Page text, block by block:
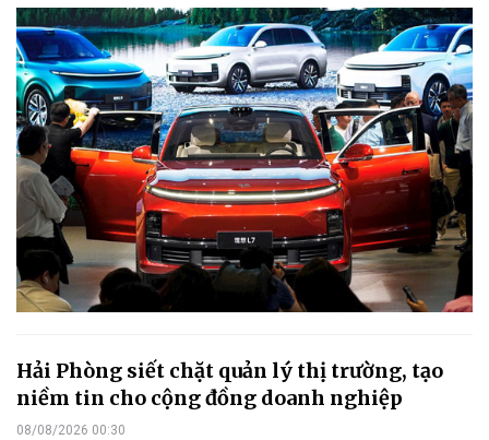
Hải Phòng siết chặt quản lý thị trường, tạo
niềm tin cho cộng đồng doanh nghiệp
08/08/2026 00:30